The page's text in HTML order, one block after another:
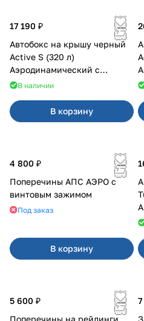
17 190 ₽
Автобокс на крышу черный
Active S (320 л)
Аэродинамический с
двусторонним открыванием
В наличии
В корзину
4 800 ₽
Поперечины АПС АЭРО с
винтовым зажимом
Под заказ
В корзину
5 600 ₽
Поперечины на рейлинги